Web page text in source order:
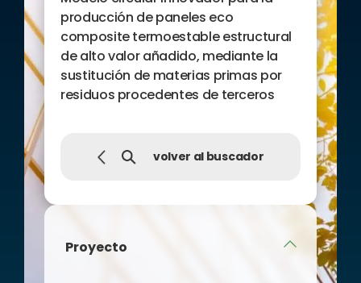
Proyecto
producción de paneles eco
composite termoestable estructural
de alto valor añadido, mediante la
sustitución de materias primas por
residuos procedentes de terceros
volver al buscador